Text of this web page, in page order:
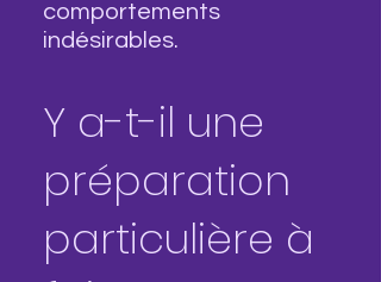
comportements
indésirables.
Y a-t-il une
préparation
particulière à